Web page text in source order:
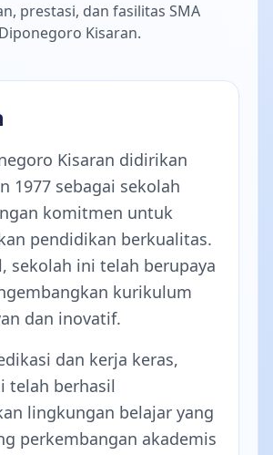
prestasi, dan fasilitas SMA
Diponegoro Kisaran.
Kisaran didirikan
1977 sebagai sekolah
komitmen untuk
pendidikan berkualitas.
sekolah ini telah berupaya
kurikulum
dan inovatif.
dan kerja keras,
telah berhasil
lingkungan belajar yang
perkembangan akademis